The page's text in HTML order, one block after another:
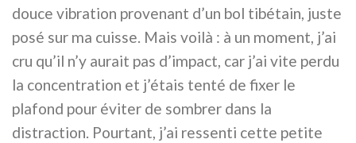
douce vibration provenant d’un bol tibétain, juste
posé sur ma cuisse. Mais voilà : à un moment, j’ai
cru qu’il n’y aurait pas d’impact, car j’ai vite perdu
la concentration et j’étais tenté de fixer le
plafond pour éviter de sombrer dans la
distraction. Pourtant, j’ai ressenti cette petite